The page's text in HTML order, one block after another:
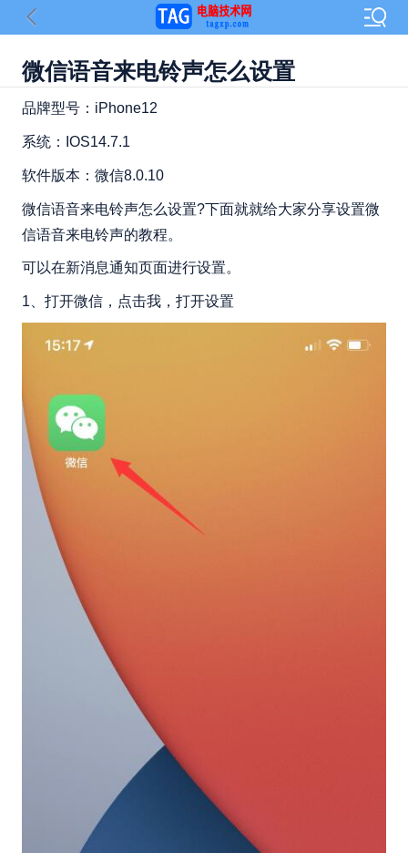
微信语音来电铃声怎么设置
品牌型号：iPhone12
系统：IOS14.7.1
软件版本：微信8.0.10
微信语音来电铃声怎么设置?下面就就给大家分享设置微
信语音来电铃声的教程。
可以在新消息通知页面进行设置。
1、打开微信，点击我，打开设置